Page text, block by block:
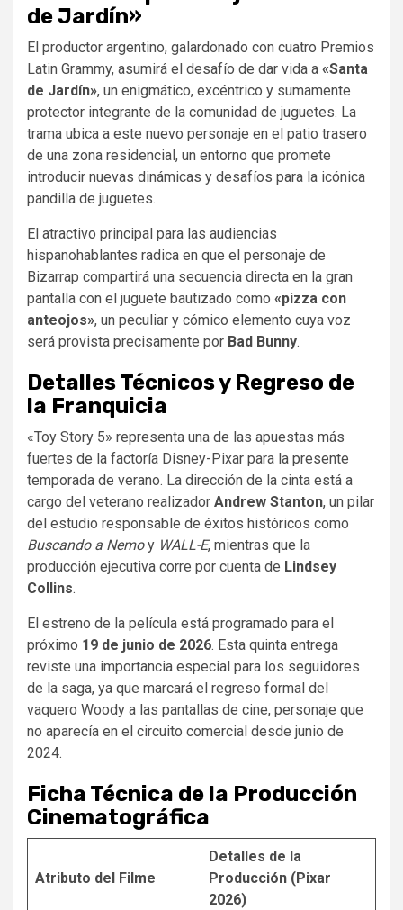
de Jardín»
El productor argentino, galardonado con cuatro Premios
Latin Grammy, asumirá el desafío de dar vida a «Santa
de Jardín», un enigmático, excéntrico y sumamente
protector integrante de la comunidad de juguetes. La
trama ubica a este nuevo personaje en el patio trasero
de una zona residencial, un entorno que promete
introducir nuevas dinámicas y desafíos para la icónica
pandilla de juguetes.
El atractivo principal para las audiencias
hispanohablantes radica en que el personaje de
Bizarrap compartirá una secuencia directa en la gran
pantalla con el juguete bautizado como «pizza con
anteojos», un peculiar y cómico elemento cuya voz
será provista precisamente por Bad Bunny.
Detalles Técnicos y Regreso de
la Franquicia
«Toy Story 5» representa una de las apuestas más
fuertes de la factoría Disney-Pixar para la presente
temporada de verano. La dirección de la cinta está a
cargo del veterano realizador Andrew Stanton, un pilar
del estudio responsable de éxitos históricos como
Buscando a Nemoy WALL-E, mientras que la
producción ejecutiva corre por cuenta de Lindsey
Collins.
El estreno de la película está programado para el
próximo 19 de junio de 2026. Esta quinta entrega
reviste una importancia especial para los seguidores
de la saga, ya que marcará el regreso formal del
vaquero Woody a las pantallas de cine, personaje que
no aparecía en el circuito comercial desde junio de
2024.
Ficha Técnica de la Producción
Cinematográfica
Atributo del Filme
Detalles de la
Producción (Pixar
2026)